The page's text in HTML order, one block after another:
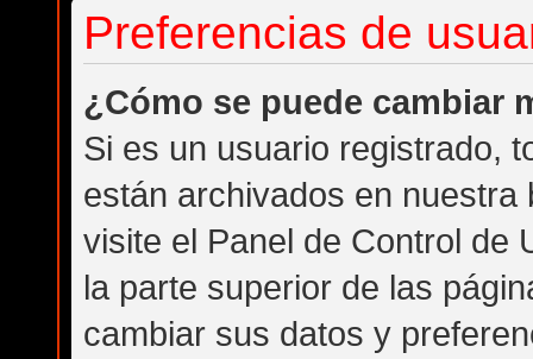
Preferencias de
¿Cómo se puede cambiar
Si es un usuario registrado,
están archivados en
visite el Panel de Control de
la parte superior de las
cambiar sus datos y